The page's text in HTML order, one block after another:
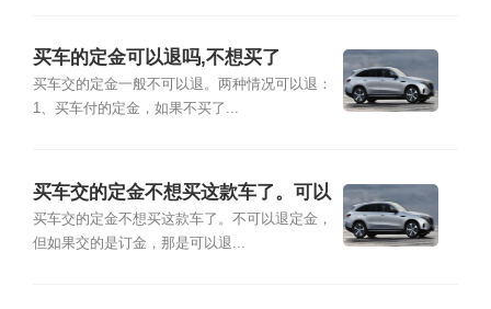
买车的定金可以退吗,不想买了
买车交的定金一般不可以退。两种情况可以退：
1、买车付的定金，如果不买了...
买车交的定金不想买这款车了。可以
退定金吗
买车交的定金不想买这款车了。不可以退定金，
但如果交的是订金，那是可以退...